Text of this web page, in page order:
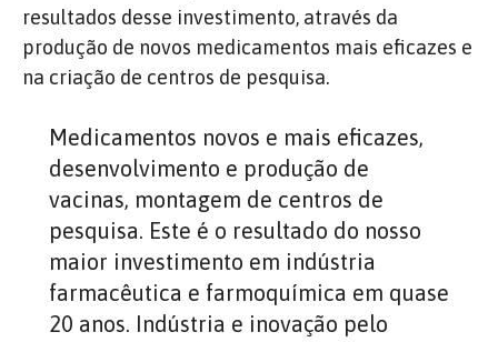
resultados desse investimento, através da
produção de novos medicamentos mais eficazes e
na criação de centros de pesquisa.
Medicamentos novos e mais eficazes,
desenvolvimento e produção de
vacinas, montagem de centros de
pesquisa. Este é o resultado do nosso
maior investimento em indústria
farmacêutica e farmoquímica em quase
20 anos. Indústria e inovação pelo